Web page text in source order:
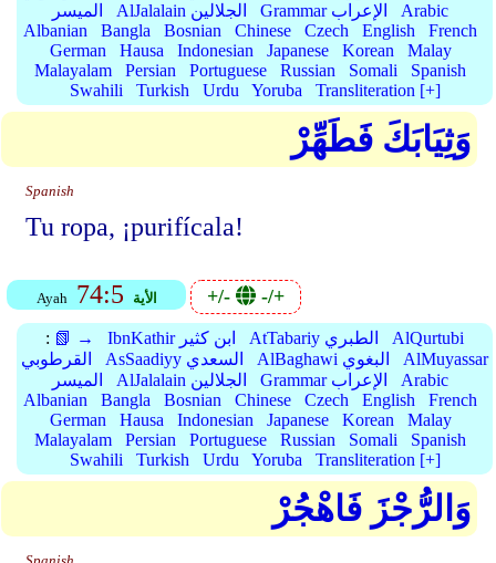
الميسر
AlJalalain الجلالين Grammar الإعراب
Arabic
Albanian
Bangla Bosnian Chinese Czech English
French
German
Hausa Indonesian Japanese Korean
Malay
Malayalam
Persian Portuguese Russian Somali
Spanish
Swahili
Turkish Urdu Yoruba Transliteration [+]
وَثِيَابَكَ فَطَهِّرْ
Spanish
Tu ropa, ¡purifícala!
Ayah 74:5 الأية +/- -/+
: 📗 → IbnKathir ابن كثير AtTabariy الطبري
AlQurtubi
القرطوبي
AsSaadiyy السعدي AlBaghawi البغوي
AlMuyassar
الميسر
AlJalalain الجلالين Grammar الإعراب
Arabic
Albanian
Bangla Bosnian Chinese Czech English
French
German
Hausa Indonesian Japanese Korean
Malay
Malayalam
Persian Portuguese Russian Somali
Spanish
Swahili
Turkish Urdu Yoruba Transliteration [+]
وَالرُّجْزَ فَاهْجُرْ